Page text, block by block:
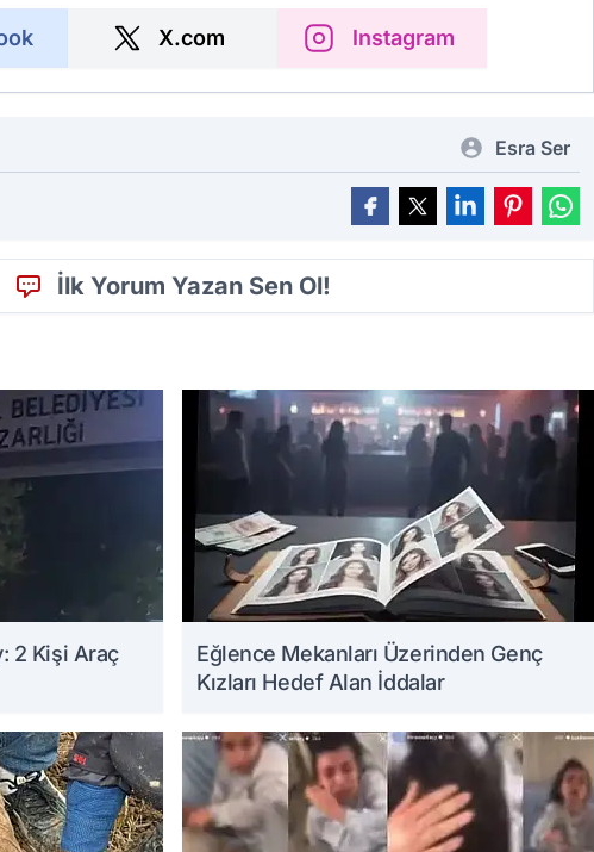
X.com Instagram
Esra Ser
İlk Yorum Yazan Sen Ol!
2 Kişi Araç
Eğlence Mekanları Üzerinden Genç
Kızları Hedef Alan İddalar